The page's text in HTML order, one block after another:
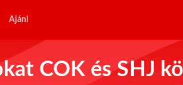
Ajánl
COK és SHJ